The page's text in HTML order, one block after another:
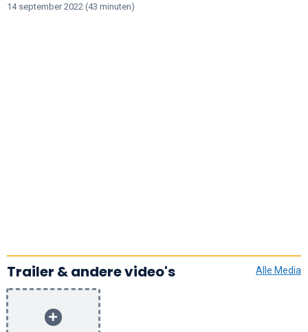
14 september 2022 (43 minuten)
Trailer & andere video's Alle Media